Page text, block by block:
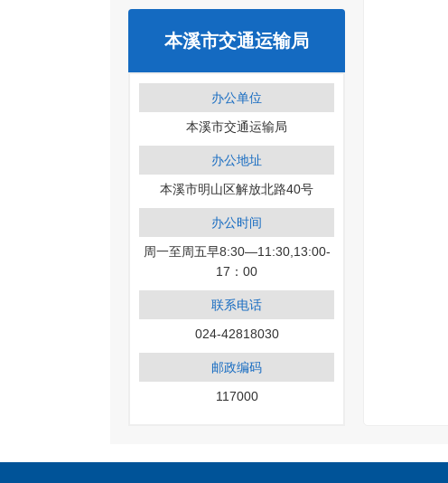
本溪市交通运输局
办公单位
本溪市交通运输局
办公地址
本溪市明山区解放北路40号
办公时间
周一至周五早8:30—11:30,13:00-
17：00
联系电话
024-42818030
邮政编码
117000